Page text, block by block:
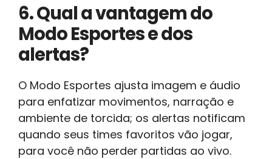
6. Qual a vantagem do
Modo Esportes e dos
alertas?
O Modo Esportes ajusta imagem e áudio
para enfatizar movimentos, narração e
ambiente de torcida; os alertas notificam
quando seus times favoritos vão jogar,
para você não perder partidas ao vivo.